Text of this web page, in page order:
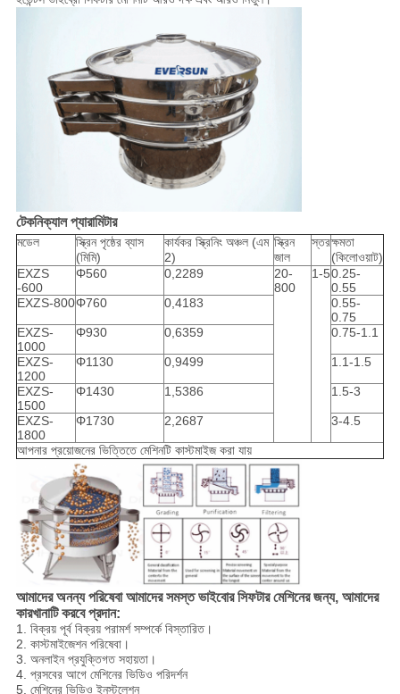
টেকনিক্যাল প্যারামিটার
মডেল
স্ক্রিন পৃষ্ঠের ব্যাস
(মিমি)
কার্যকর স্ক্রিনিং অঞ্চল (এম
2)
স্ক্রিন
জাল
স্তরক্ষমতা
(কিলোওয়াট)
EXZS
-600
Φ560 0,2289
20-
800
1-50.25-
0.55
EXZS-800Φ760 0,4183
0.55-
0.75
EXZS-
1000
Φ930 0,6359 0.75-1.1
EXZS-
1200
Φ1130 0,9499 1.1-1.5
EXZS-
1500
Φ1430 1,5386 1.5-3
EXZS-
1800
Φ1730 2,2687 3-4.5
আপনার প্রয়োজনের ভিত্তিতে মেশিনটি কাস্টমাইজ করা যায়
আমাদের অনন্য পরিষেবা আমাদের সমস্ত ভাইবোর সিফটার মেশিনের জন্য, আমাদের
কারখানাটি করবেপ্রদান:
1. বিক্রয় পূর্ব বিক্রয় পরামর্শ সম্পর্কে বিস্তারিত।
2. কাস্টমাইজেশন পরিষেবা।
3. অনলাইন প্রযুক্তিগত সহায়তা।
4. প্রসবের আগে মেশিনের ভিডিও পরিদর্শন
5. মেশিনের ভিডিও ইনস্টলেশন